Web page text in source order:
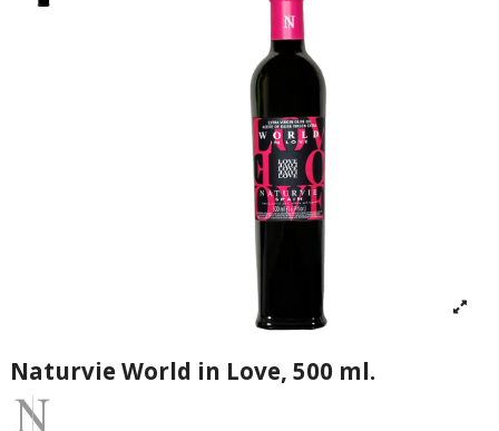
Naturvie World in Love, 500 ml.